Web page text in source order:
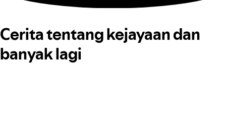
Cerita tentang kejayaan dan
banyak lagi